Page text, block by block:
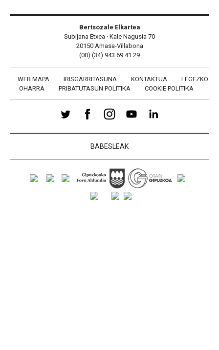
Bertsozale Elkartea
Subijana Etxea · Kale Nagusia 70
20150 Amasa-Villabona
(00) (34) 943 69 41 29
WEB MAPA IRISGARRITASUNA KONTAKTUA
LEGEZKO
OHARRA
PRIBATUTASUN POLITIKA COOKIE POLITIKA
BABESLEAK